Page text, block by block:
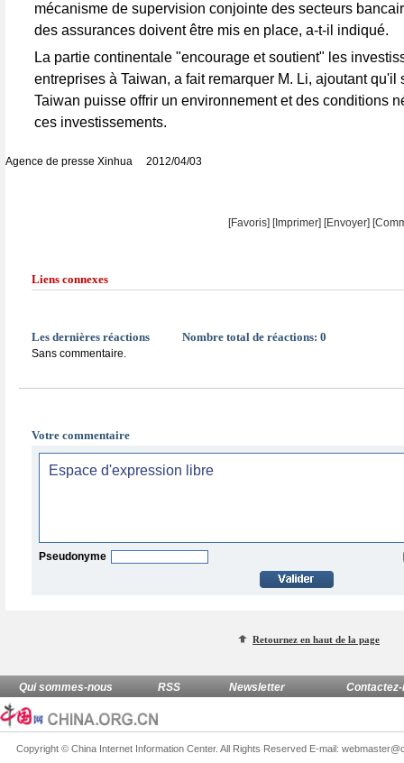
mécanisme de supervision conjointe des secteurs
des assurances doivent être mis en place, a-t-il indiqué.
La partie continentale "encourage et soutient" les
entreprises à Taiwan, a fait remarquer M. Li, ajoutant qu'il
Taiwan puisse offrir un environnement et des conditions
ces investissements.
Agence de presse Xinhua 2012/04/03
[Favoris] [Imprimer] [Envoyer]
Liens connexes
Les dernières réactions Nombre total de réactions: 0
Sans commentaire.
Votre commentaire
Pseudonyme
Retournez en haut de la page